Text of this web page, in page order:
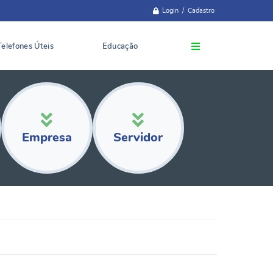
Login / Cadastro
Úteis Educação
Empresa Servidor